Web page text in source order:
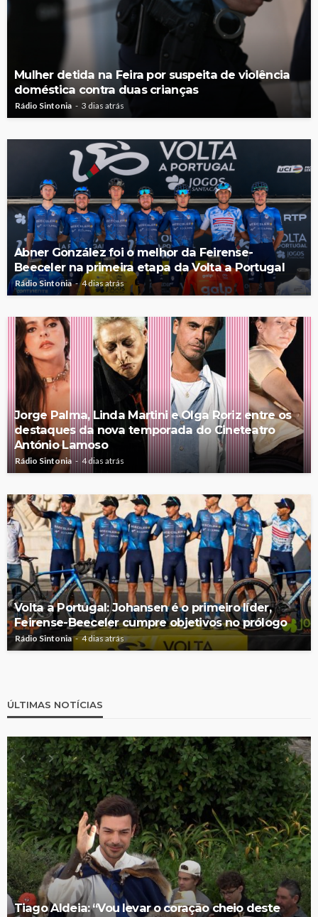
Mulher detida na Feira por suspeita de violência
doméstica contra duas crianças
Rádio Sintonia 3 dias atrás
Abner González foi o melhor da Feirense-
Beeceler na primeira etapa da Volta a Portugal
Rádio Sintonia 4 dias atrás
Jorge Palma, Linda Martini e Olga Roriz entre os
destaques da nova temporada do Cineteatro
António Lamoso
Rádio Sintonia 4 dias atrás
Volta a Portugal: Johansen é o primeiro líder,
Feirense-Beeceler cumpre objetivos no prólogo
Rádio Sintonia 4 dias atrás
ÚLTIMAS NOTÍCIAS
Tiago Aldeia: “Vou levar o coração cheio deste